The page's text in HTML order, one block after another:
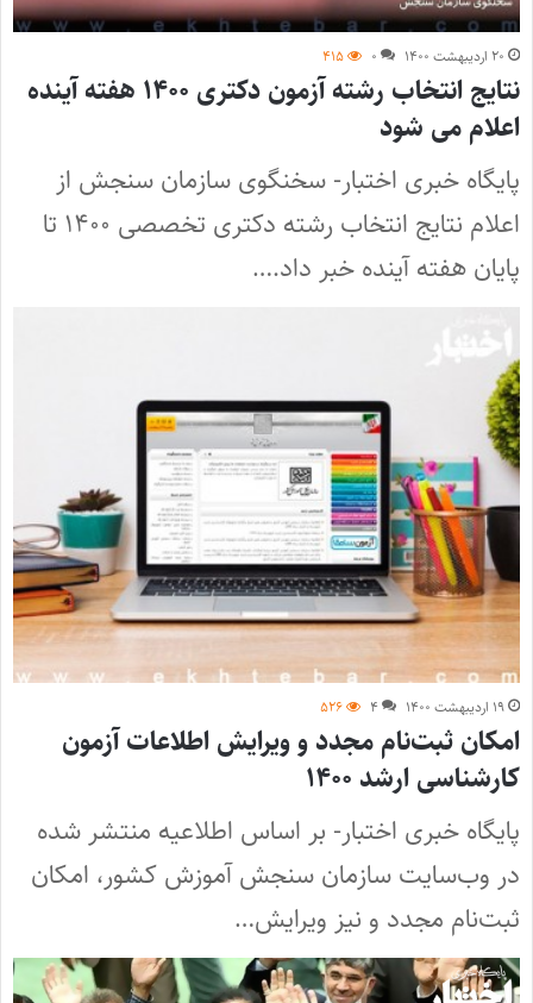
۲۰ اردیبهشت ۱۴۰۰ ۰ ۴۱۵
نتایج انتخاب رشته آزمون دکتری ۱۴۰۰ هفته آینده
اعلام می شود
پایگاه خبری اختبار- سخنگوی سازمان سنجش از
اعلام نتایج انتخاب رشته دکتری تخصصی ۱۴۰۰ تا
پایان هفته آینده خبر داد.…
۱۹ اردیبهشت ۱۴۰۰ ۴ ۵۲۶
امکان ثبت‌نام مجدد و ویرایش اطلاعات آزمون
کارشناسی ارشد ۱۴۰۰
پایگاه خبری اختبار- بر اساس اطلاعیه منتشر شده
در وب‌سایت سازمان سنجش آموزش کشور، امکان
ثبت‌نام مجدد و نیز ویرایش…